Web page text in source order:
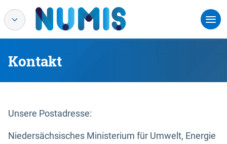
Kontakt
Unsere Postadresse:
Niedersächsisches Ministerium für Umwelt, Energie